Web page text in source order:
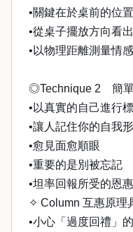
•關鍵在於桌前的位
•從桌子擺放方向看
•以物理距離測量情
◎Technique 2 簡單
•以真實的自己進行
•讓人記住你的自我
•愈見面愈順眼
•重要的是別被忘記
•坦率回報所受的恩
✧ Column 互惠原理
•小心「過度回禮」